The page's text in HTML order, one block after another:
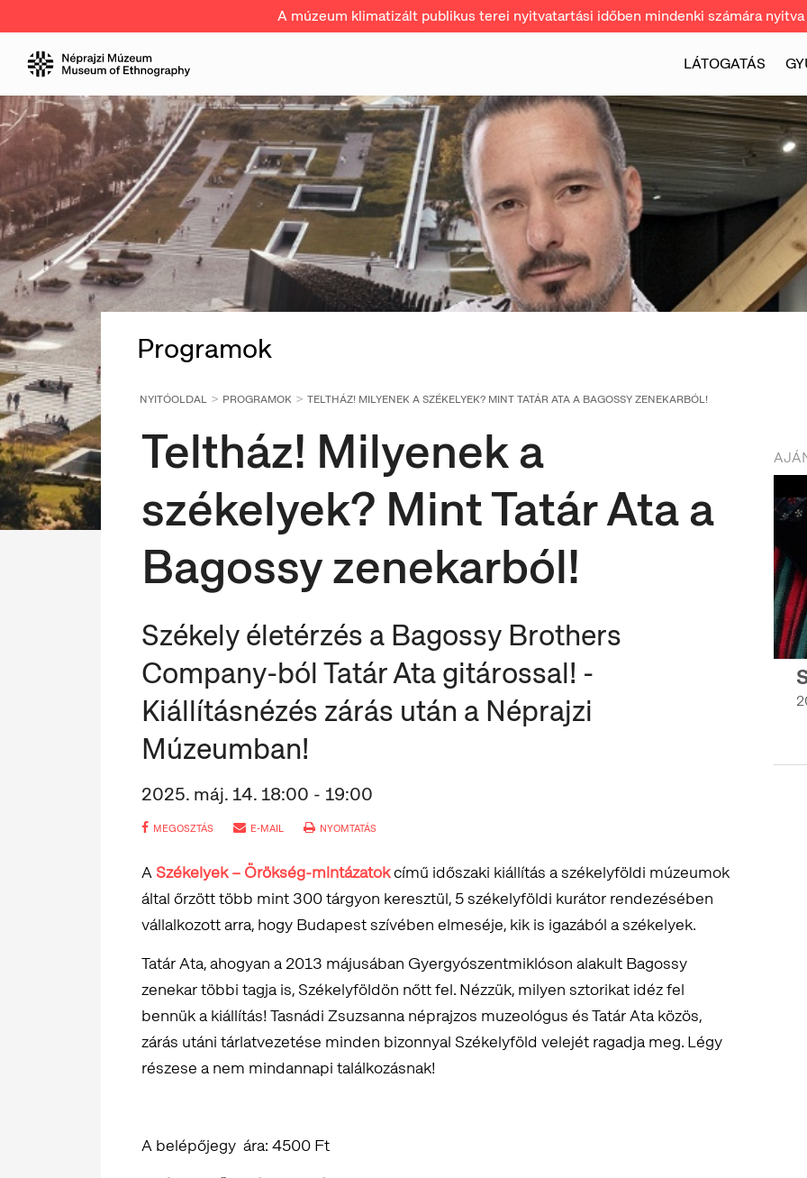
A múzeum klimatizált publikus terei nyitvatartási időben mindenki számára nyitva
LÁTOGATÁS
Programok
NYITÓOLDAL PROGRAMOK TELTHÁZ! MILYENEK A SZÉKELYEK? MINT TATÁR ATA A BAGOSSY ZENEKARBÓL!
Teltház! Milyenek a
székelyek? Mint Tatár Ata a
Bagossy zenekarból!
Székely életérzés a Bagossy Brothers
Company-ból Tatár Ata gitárossal! -
Kiállításnézés zárás után a Néprajzi
Múzeumban!
2025. máj. 14. 18:00 - 19:00
MEGOSZTÁS E-MAIL NYOMTATÁS
A Székelyek – Örökség-mintázatokcímű időszaki kiállítás a székelyföldi múzeumok
által őrzött több mint 300 tárgyon keresztül, 5 székelyföldi kurátor rendezésében
vállalkozott arra, hogy Budapest szívében elmeséje, kik is igazából a székelyek.
Tatár Ata, ahogyan a 2013 májusában Gyergyószentmiklóson alakult Bagossy
zenekar többi tagja is, Székelyföldön nőtt fel. Nézzük, milyen sztorikat idéz fel
bennük a kiállítás! Tasnádi Zsuzsanna néprajzos muzeológus és Tatár Ata közös,
zárás utáni tárlatvezetése minden bizonnyal Székelyföld velejét ragadja meg. Légy
részese a nem mindannapi találkozásnak!
A belépőjegy ára: 4500 Ft